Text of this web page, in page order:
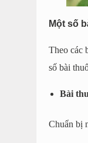
Một số
Theo các
số bài
Bài
Chuẩn bị